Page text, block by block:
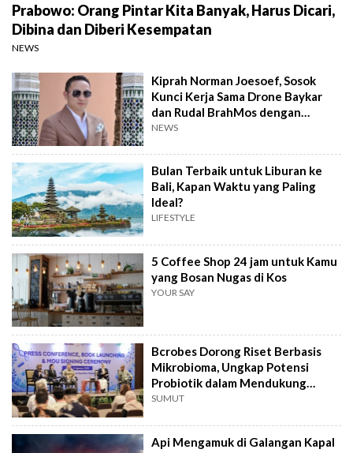
Prabowo: Orang Pintar Kita Banyak, Harus Dicari,
Dibina dan Diberi Kesempatan
NEWS
Kiprah Norman Joesoef, Sosok
Kunci Kerja Sama Drone Baykar
dan Rudal BrahMos dengan
Indonesia
NEWS
Bulan Terbaik untuk Liburan ke
Bali, Kapan Waktu yang Paling
Ideal?
LIFESTYLE
5 Coffee Shop 24 jam untuk Kamu
yang Bosan Nugas di Kos
YOUR SAY
Bcrobes Dorong Riset Berbasis
Mikrobioma, Ungkap Potensi
Probiotik dalam Mendukung
Terapi Jerawat
SUMUT
Api Mengamuk di Galangan Kapal